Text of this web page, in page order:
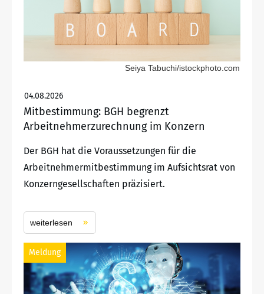
Seiya Tabuchi/istockphoto.com
04.08.2026
Mitbestimmung: BGH begrenzt
Arbeitnehmerzurechnung im Konzern
Der BGH hat die Voraussetzungen für die
Arbeitnehmermitbestimmung im Aufsichtsrat von
Konzerngesellschaften präzisiert.
weiterlesen
Meldung